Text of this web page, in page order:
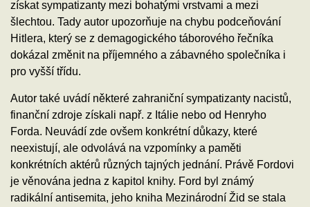
získat sympatizanty mezi bohatými vrstvami a mezi
šlechtou. Tady autor upozorňuje na chybu podceňování
Hitlera, který se z demagogického táborového řečníka
dokázal změnit na příjemného a zábavného společníka i
pro vyšší třídu.
Autor také uvádí některé zahraniční sympatizanty nacistů,
finanční zdroje získali např. z Itálie nebo od Henryho
Forda. Neuvádí zde ovšem konkrétní důkazy, které
neexistují, ale odvolává na vzpomínky a paměti
konkrétních aktérů různých tajných jednání. Právě Fordovi
je věnována jedna z kapitol knihy. Ford byl známý
radikální antisemita, jeho kniha Mezinárodní Žid se stala